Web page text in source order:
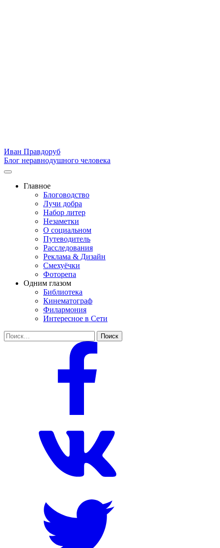
Иван Правдоруб
Блог неравнодушного человека
Главное
Блоговодство
Лучи добра
Набор литер
Незаметки
О социальном
Путеводитель
Расследования
Реклама & Дизайн
Смехуёчки
Фоторепа
Одним глазом
Библиотека
Кинематограф
Филармония
Интересное в Сети
Найти: